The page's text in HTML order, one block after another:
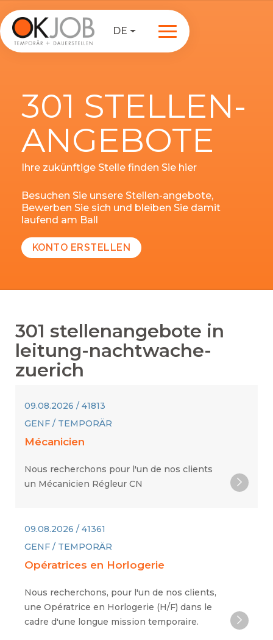
DE
301 STELLEN-
ANGEBOTE
Ihre zukünftige Stelle finden Sie hier
Besuchen Sie unsere Stellen-angebote,
Bewerben Sie sich und bleiben Sie damit
laufend am Ball
KONTO ERSTELLEN
301 stellenangebote in
leitung-nachtwache-
zuerich
09.08.2026 / 41813
GENF / TEMPORÄR
Mécanicien
Nous recherchons pour l'un de nos clients
un Mécanicien Régleur CN
09.08.2026 / 41361
GENF / TEMPORÄR
Opératrices en Horlogerie
Nous recherchons, pour l'un de nos clients,
une Opératrice en Horlogerie (H/F) dans le
cadre d'une longue mission temporaire.